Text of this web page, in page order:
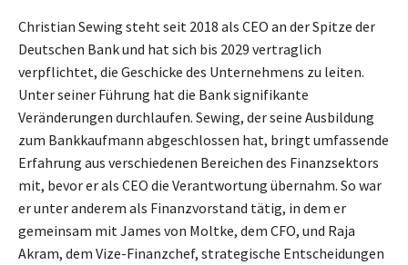
Christian Sewing steht seit 2018 als CEO an der Spitze der
Deutschen Bank und hat sich bis 2029 vertraglich
verpflichtet, die Geschicke des Unternehmens zu leiten.
Unter seiner Führung hat die Bank signifikante
Veränderungen durchlaufen. Sewing, der seine Ausbildung
zum Bankkaufmann abgeschlossen hat, bringt umfassende
Erfahrung aus verschiedenen Bereichen des Finanzsektors
mit, bevor er als CEO die Verantwortung übernahm. So war
er unter anderem als Finanzvorstand tätig, in dem er
gemeinsam mit James von Moltke, dem CFO, und Raja
Akram, dem Vize-Finanzchef, strategische Entscheidungen